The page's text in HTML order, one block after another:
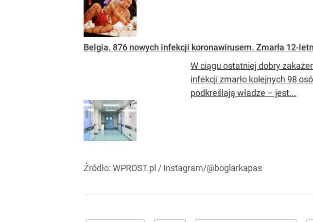
Belgia. 876 nowych infekcji koronawirusem. Zmarła 12-
W ciągu ostatniej dobry
infekcji zmarło kolejnych 98
podkreślają władze – jest...
Źródło: WPROST.pl / Instagram/@boglarkapas